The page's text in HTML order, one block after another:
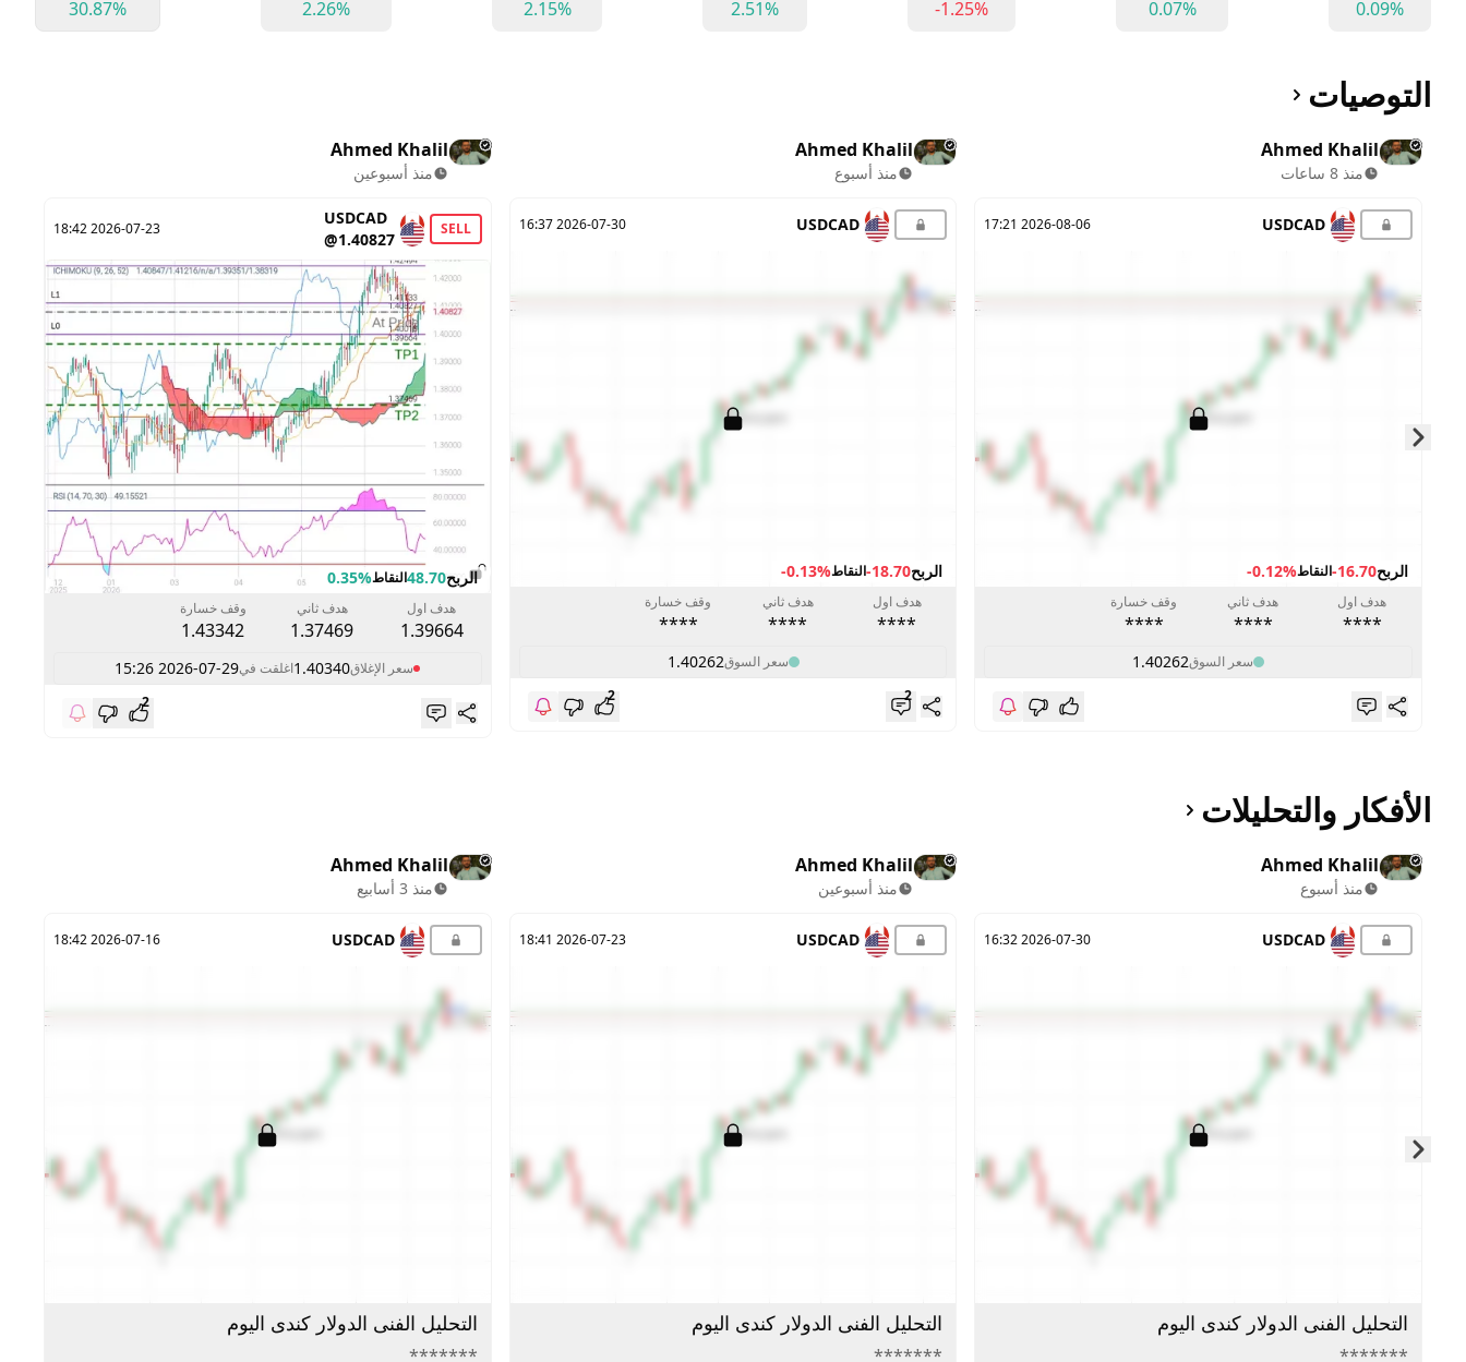
0.09%
0.07%
-1.25%
2.51%
2.15%
2.26%
30.87%
التوصيات
Ahmed Khalil
منذ 8 ساعات
USDCAD
2026-08-06 17:21
الربح-16.70النقاط-0.12%
هدف اول
****
هدف ثاني
****
وقف خسارة
****
سعر السوق1.40262
Ahmed Khalil
منذ أسبوع
USDCAD
2026-07-30 16:37
الربح-18.70النقاط-0.13%
هدف اول
****
هدف ثاني
****
وقف خسارة
****
سعر السوق1.40262
2
2
Ahmed Khalil
منذ أسبوعين
SELL
USDCAD
@1.40827
2026-07-23 18:42
الربح48.70النقاط0.35%
هدف اول
1.39664
هدف ثاني
1.37469
وقف خسارة
1.43342
سعر الإغلاق1.40340اغلقت في2026-07-29 15:26
2
الأفكار والتحليلات
Ahmed Khalil
منذ أسبوع
USDCAD
2026-07-30 16:32
التحليل الفنى الدولار كندى اليوم
*******
Ahmed Khalil
منذ أسبوعين
USDCAD
2026-07-23 18:41
التحليل الفنى الدولار كندى اليوم
*******
Ahmed Khalil
منذ 3 أسابيع
USDCAD
2026-07-16 18:42
التحليل الفنى الدولار كندى اليوم
*******